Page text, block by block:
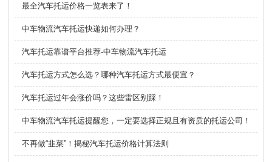
最全汽车托运价格一览表来了！
中车物流汽车托运快递如何办理？
汽车托运靠谱平台推荐-中车物流汽车托运
汽车托运方式怎么选？哪种汽车托运方式最便宜？
汽车托运过年会涨价吗？这些雷区别踩！
中车物流汽车托运提醒您，一定要选择正规且有资质的托运公司！
不再做“韭菜”！揭秘汽车托运价格计算法则